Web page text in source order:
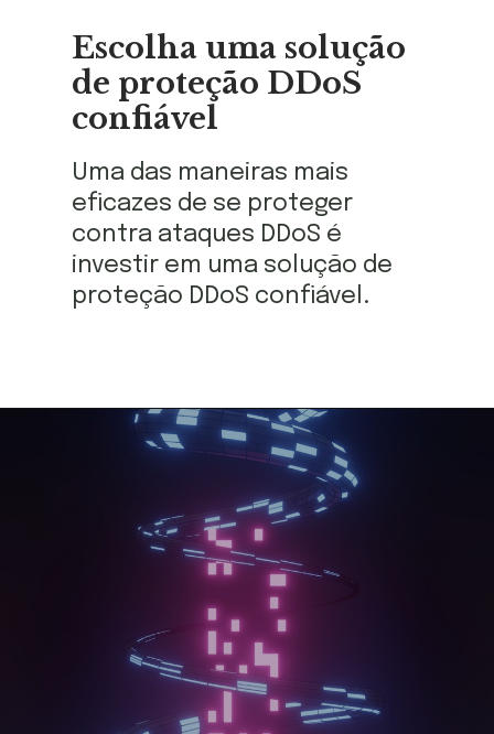
Uma das maneiras mais
eficazes de se proteger
contra ataques DDoS é
investir em uma solução de
proteção DDoS confiável.
Escolha uma solução
de proteção DDoS
confiável